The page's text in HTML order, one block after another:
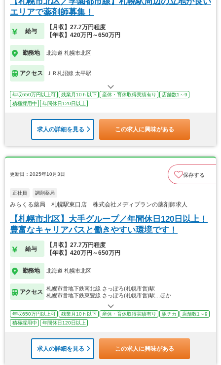
エリアで薬剤師募集！
給与
【月収】27.7万円程度
【年収】420万円～650万円
勤務地 北海道 札幌市北区
アクセス ＪＲ札沼線 太平駅
年収650万円以上可 残業月10ｈ以下 産休・育休取得実績有り
店舗数1～9
積極採用中
年間休日120日以上
求人の詳細を見る この求人に興味がある
更新日：2025年10月3日 保存する
正社員 調剤薬局
みらくる薬局 札幌駅東口店 株式会社メディプランの薬剤師求人
【札幌市北区】大手グループ／年間休日120日以上！
豊富なキャリアパスと働きやすい環境です！
給与
【月収】27.7万円程度
【年収】420万円～650万円
勤務地 北海道 札幌市北区
アクセス
札幌市営地下鉄南北線 さっぽろ(札幌市営)駅
札幌市営地下鉄東豊線 さっぽろ(札幌市営)駅…ほか
年収650万円以上可 残業月10ｈ以下 産休・育休取得実績有り 駅チカ
店舗数1～9
積極採用中
年間休日120日以上
求人の詳細を見る この求人に興味がある